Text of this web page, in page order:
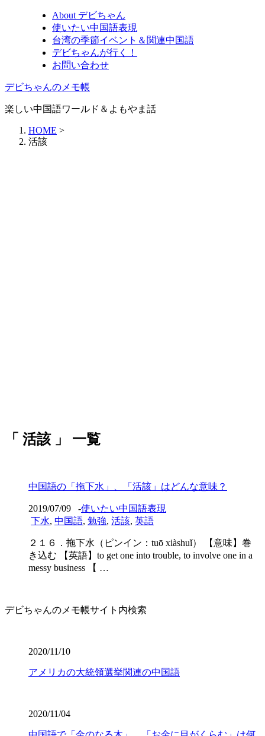
About デビちゃん
使いたい中国語表現
台湾の季節イベント＆関連中国語
デビちゃんが行く！
お問い合わせ
デビちゃんのメモ帳
楽しい中国語ワールド＆よもやま話
HOME >
活該
「 活該 」 一覧
中国語の「拖下水」、「活該」はどんな意味？
2019/07/09 -使いたい中国語表現
下水, 中国語, 勉強, 活該, 英語
２１６．拖下水（ピンイン：tuō xiàshuǐ） 【意味】巻
き込む 【英語】to get one into trouble, to involve one in a
messy business 【 …
デビちゃんのメモ帳サイト内検索
2020/11/10
アメリカの大統領選挙関連の中国語
2020/11/04